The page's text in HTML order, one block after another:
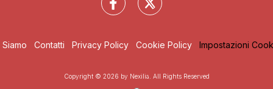
Siamo Contatti Privacy Policy Cookie Policy Impostazioni
Copyright © 2026 by Nexilia. All Rights Reserved